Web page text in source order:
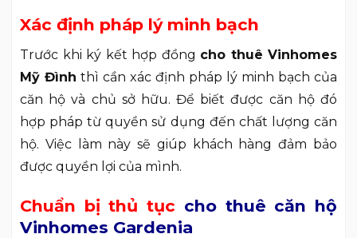
Xác định pháp lý minh bạch
Trước khi ký kết hợp đồng cho thuê Vinhomes
Mỹ Đình thì cần xác định pháp lý minh bạch của
căn hộ và chủ sở hữu. Để biết được căn hộ đó
hợp pháp từ quyền sử dụng đến chất lượng căn
hộ. Việc làm này sẽ giúp khách hàng đảm bảo
được quyền lợi của mình.
Chuẩn bị thủ tục cho thuê căn hộ
Vinhomes Gardenia